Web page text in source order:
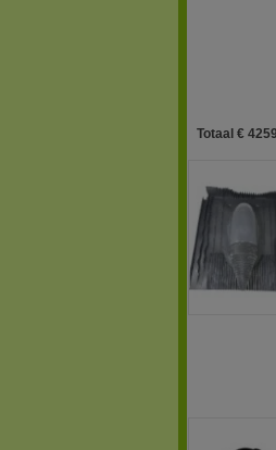
Totaal €